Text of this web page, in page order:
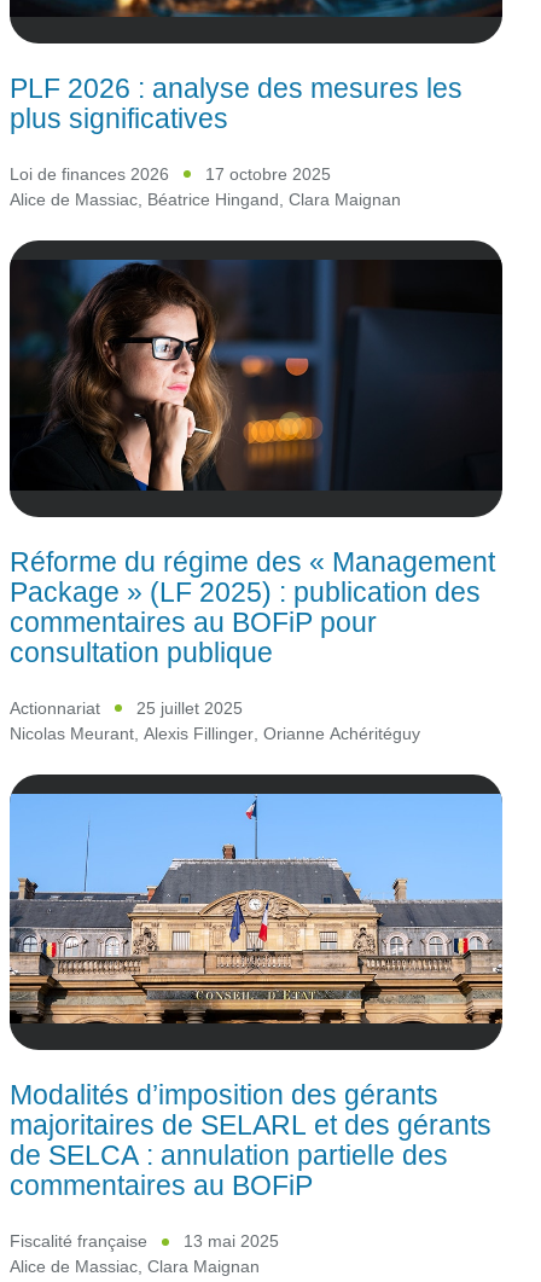
PLF 2026 : analyse des mesures les
plus significatives
Loi de finances 2026
17 octobre 2025
Alice de Massiac, Béatrice Hingand, Clara Maignan
Réforme du régime des « Management
Package » (LF 2025) : publication des
commentaires au BOFiP pour
consultation publique
Actionnariat
25 juillet 2025
Nicolas Meurant, Alexis Fillinger, Orianne Achéritéguy
Modalités d’imposition des gérants
majoritaires de SELARL et des gérants
de SELCA : annulation partielle des
commentaires au BOFiP
Fiscalité française
13 mai 2025
Alice de Massiac, Clara Maignan